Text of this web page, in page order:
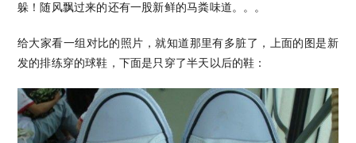
躲！随风飘过来的还有一股新鲜的马粪味道。。。
给大家看一组对比的照片，就知道那里有多脏了，上面的图是新
发的排练穿的球鞋，下面是只穿了半天以后的鞋：